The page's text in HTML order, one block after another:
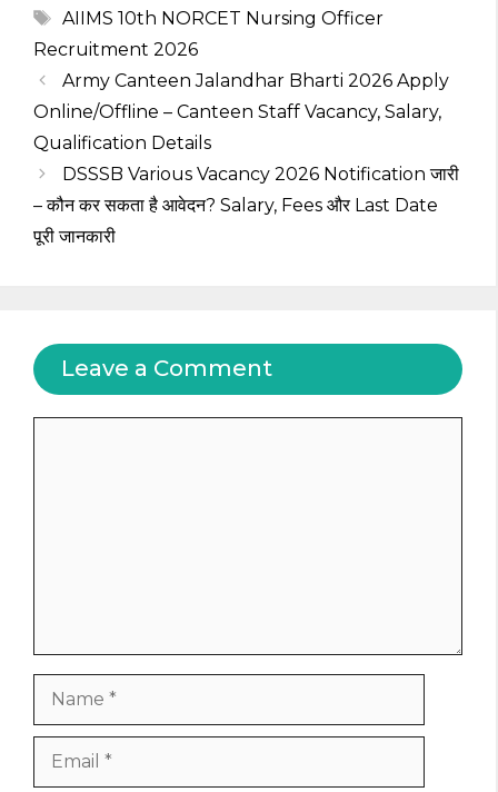
Tags
AIIMS 10th NORCET Nursing Officer
Recruitment 2026
Army Canteen Jalandhar Bharti 2026 Apply
Online/Offline – Canteen Staff Vacancy, Salary,
Qualification Details
DSSSB Various Vacancy 2026 Notification जारी
– कौन कर सकता है आवेदन? Salary, Fees और Last Date
पूरी जानकारी
Leave a Comment